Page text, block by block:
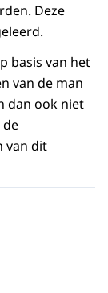
Deze
basis van het
van de man
dan ook niet
de
van dit